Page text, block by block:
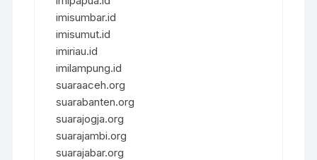
imisumbar.id
imisumut.id
imiriau.id
imilampung.id
suaraaceh.org
suarabanten.org
suarajogja.org
suarajambi.org
suarajabar.org